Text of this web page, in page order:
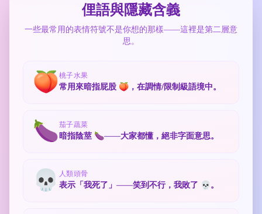
俚語與隱藏含義
一些最常用的表情符號不是你想的那樣——這裡是第二層意
思。
🍑桃子水果
常用來暗指屁股 🍑，在調情/限制級語境中。
🍆茄子蔬菜
暗指陰莖 🍆——大家都懂，絕非字面意思。
💀 人類頭骨
表示「我死了」——笑到不行，我敗了 💀。